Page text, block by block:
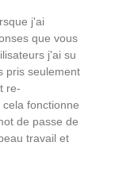
j'ai
que vous
j'ai su
pris seulement
re-
fonctionne
de passe de
travail et